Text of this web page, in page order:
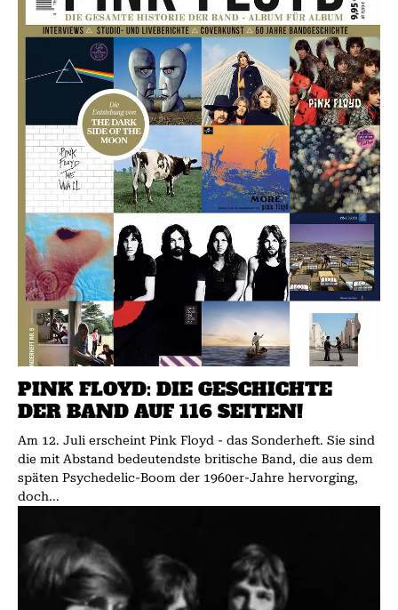
PINK FLOYD: DIE GESCHICHTE
DER BAND AUF 116 SEITEN!
Am 12. Juli erscheint Pink Floyd - das Sonderheft. Sie sind
die mit Abstand bedeutendste britische Band, die aus dem
späten Psychedelic-Boom der 1960er-Jahre hervorging,
doch...